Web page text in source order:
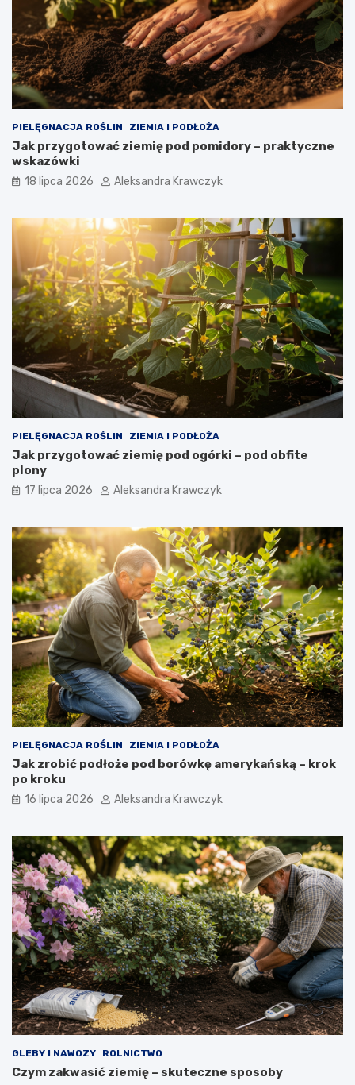
PIELĘGNACJA ROŚLIN ZIEMIA I PODŁOŻA
Jak przygotować ziemię pod pomidory – praktyczne
wskazówki
18 lipca 2026 Aleksandra Krawczyk
PIELĘGNACJA ROŚLIN ZIEMIA I PODŁOŻA
Jak przygotować ziemię pod ogórki – pod obfite
plony
17 lipca 2026 Aleksandra Krawczyk
PIELĘGNACJA ROŚLIN ZIEMIA I PODŁOŻA
Jak zrobić podłoże pod borówkę amerykańską – krok
po kroku
16 lipca 2026 Aleksandra Krawczyk
GLEBY I NAWOZY ROLNICTWO
Czym zakwasić ziemię – skuteczne sposoby